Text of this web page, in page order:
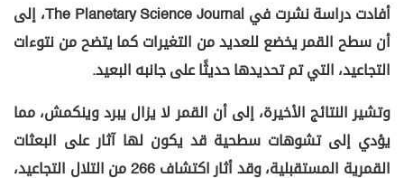
أفادت دراسة نشرت في The Planetary Science Journal، إلى
أن سطح القمر يخضع للعديد من التغيرات كما يتضح من نتوءات
التجاعيد، التي تم تحديدها حديثًا على جانبه البعيد.
وتشير النتائج الأخيرة، إلى أن القمر لا يزال يبرد وينكمش، مما
يؤدي إلى تشوهات سطحية قد يكون لها آثار على البعثات
القمرية المستقبلية، وقد أثار اكتشاف 266 من التلال التجاعيد،